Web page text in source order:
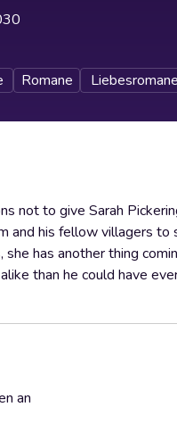
Romane Liebesromane
to give Sarah
his fellow villagers to
has another thing
than he could have
an